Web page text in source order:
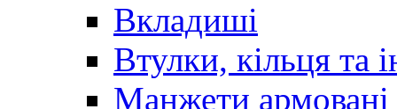
Вкладиші
Втулки, кільця та
Манжети армовані